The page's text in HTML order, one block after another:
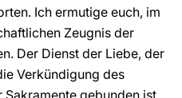
Ich ermutige euch, im
Zeugnis der
Der Dienst der Liebe, der
Verkündigung des
gebunden ist,